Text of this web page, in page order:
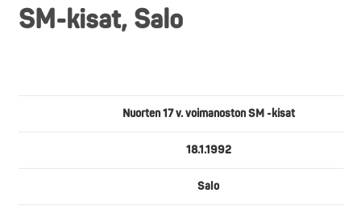
SM-kisat, Salo
Nuorten 17 v. voimanoston SM -kisat
18.1.1992
Salo